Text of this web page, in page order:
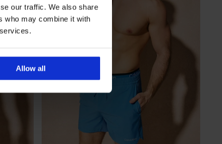
our traffic. We also share
who may combine it with
Allow all